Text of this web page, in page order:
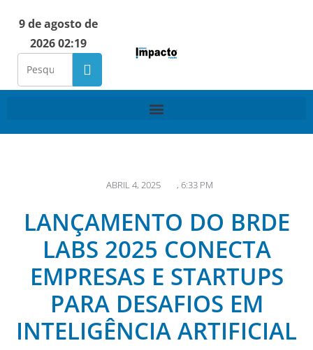
9 de agosto de
2026 02:19
ABRIL 4, 2025 , 6:33 PM
LANÇAMENTO DO BRDE
LABS 2025 CONECTA
EMPRESAS E STARTUPS
PARA DESAFIOS EM
INTELIGÊNCIA ARTIFICIAL